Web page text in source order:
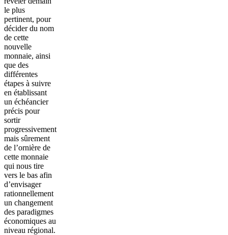
le plus
pertinent, pour
décider du nom
de cette
nouvelle
monnaie, ainsi
que des
différentes
étapes à suivre
en établissant
un échéancier
précis pour
sortir
progressivement
mais sûrement
de l’ornière de
cette monnaie
qui nous tire
vers le bas afin
d’envisager
rationnellement
un changement
des paradigmes
économiques au
niveau régional.